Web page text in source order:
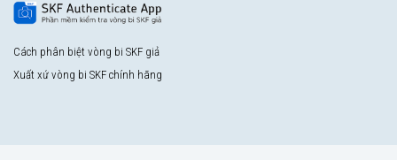
Cách phân biệt vòng bi SKF giả
Xuất xứ vòng bi SKF chính hãng